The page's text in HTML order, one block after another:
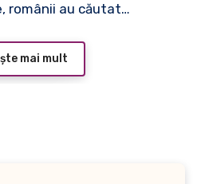
românii au căutat…
mai mult